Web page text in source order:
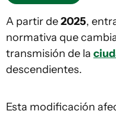
A partir de2025,
normativa que
transmisión de la
descendientes.
Esta modificación